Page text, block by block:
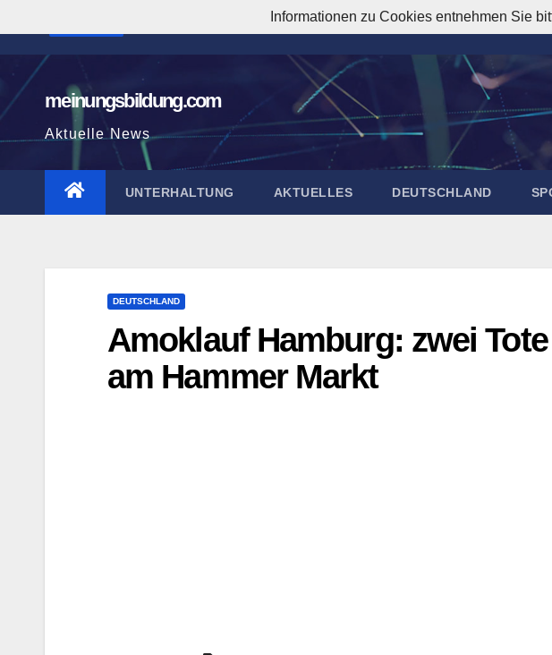
Inhalt
springen
meinungsbildung.com
Aktuelle News
UNTERHALTUNG AKTUELLES DEUTSCHLAND
DEUTSCHLAND
Amoklauf Hamburg: zwei
am Hammer Markt
Informationen zu Cookies entnehmen Sie